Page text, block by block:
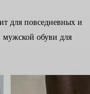
для повседневных и
мужской обуви для